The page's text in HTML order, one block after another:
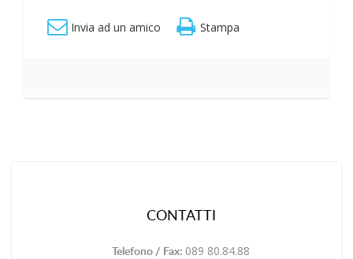
Invia ad un amico Stampa
CONTATTI
Telefono / Fax: 089 80.84.88